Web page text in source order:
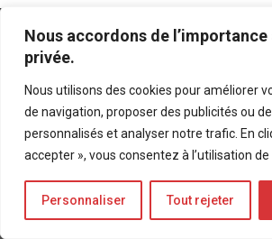
Nous accordons de
privée.
Nous utilisons des cookies pour améliorer
de navigation, proposer des publicités ou
personnalisés et analyser notre trafic. En
accepter », vous consentez à l’utilisation de
Personnaliser Tout rejeter
Mentions légales-Politique de confidentialité
Bluesky
LinkedIn
Twitter
© Forces Operations Blog - 2022